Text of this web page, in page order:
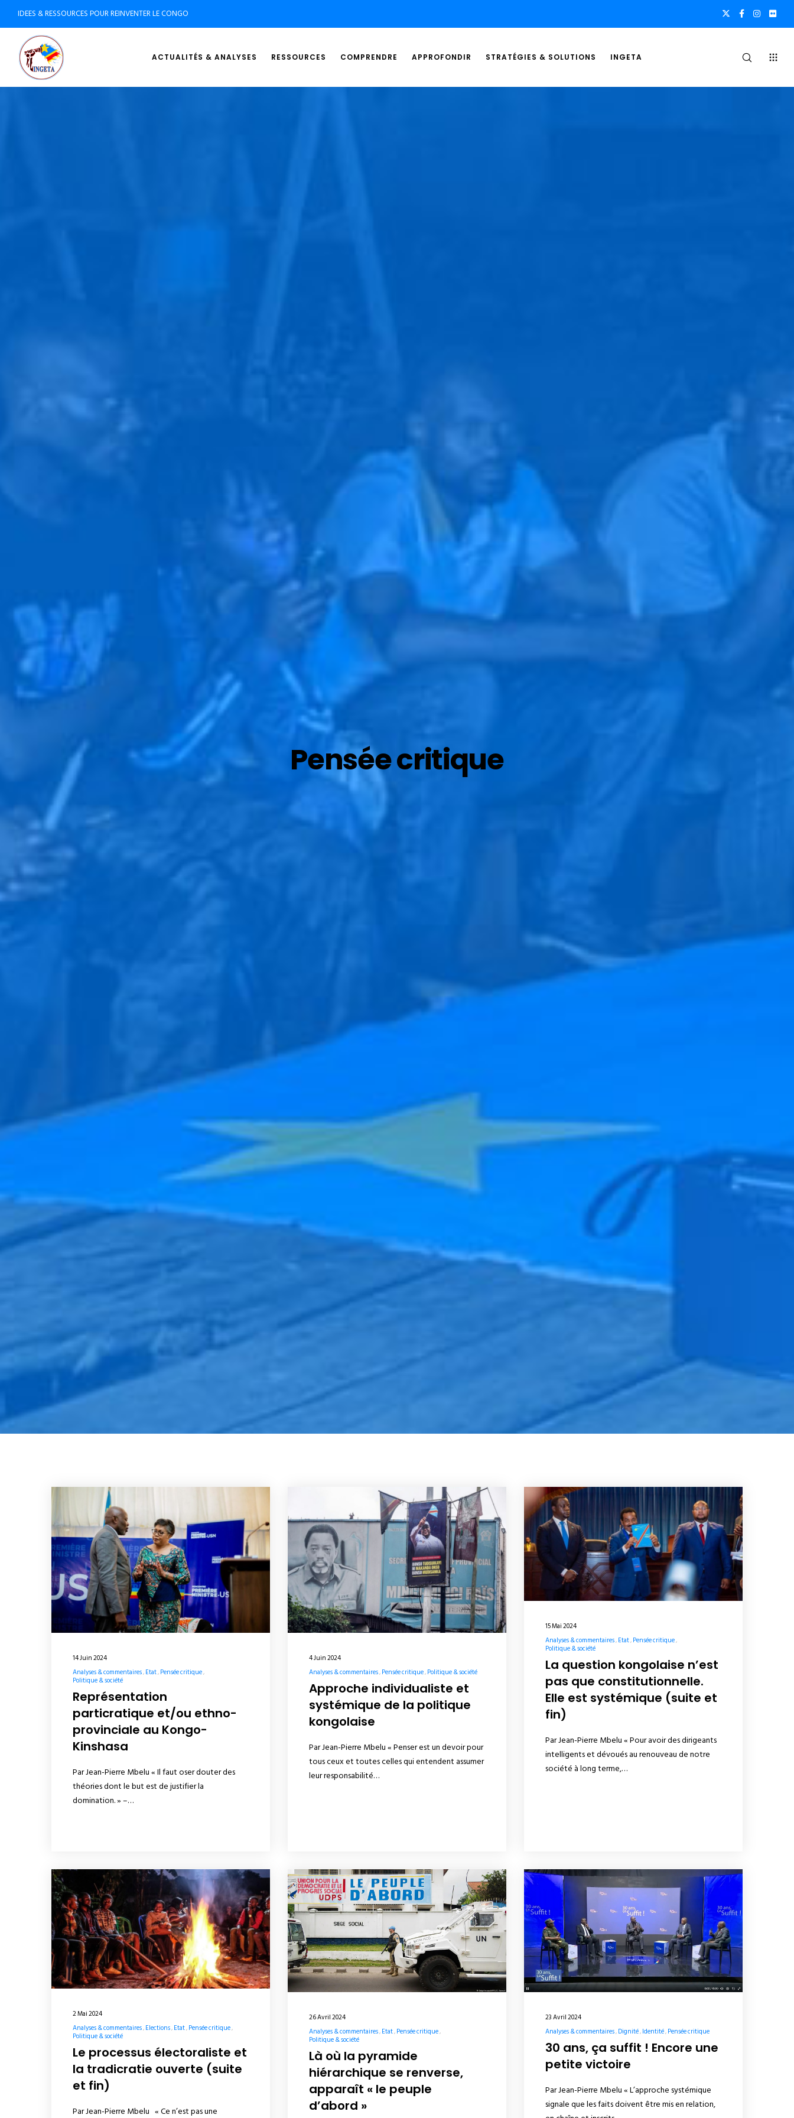
IDEES & RESSOURCES POUR REINVENTER LE CONGO
ACTUALITÉS & ANALYSES RESSOURCES COMPRENDRE APPROFONDIR STRATÉGIES & SOLUTIONS INGETA
Pensée critique
14 Juin 2024
Analyses & commentaires Etat Pensée critique
Politique & société
Représentation
particratique et/ou ethno-
provinciale au Kongo-
Kinshasa
Par Jean-Pierre Mbelu « Il faut oser douter des
théories dont le but est de justifier la
domination. » –…
4 Juin 2024
Analyses & commentaires Pensée critique Politique & société
Approche individualiste et
systémique de la politique
kongolaise
Par Jean-Pierre Mbelu « Penser est un devoir pour
tous ceux et toutes celles qui entendent assumer
leur responsabilité…
15 Mai 2024
Analyses & commentaires Etat Pensée critique
Politique & société
La question kongolaise n’est
pas que constitutionnelle.
Elle est systémique (suite et
fin)
Par Jean-Pierre Mbelu « Pour avoir des dirigeants
intelligents et dévoués au renouveau de notre
société à long terme,…
2 Mai 2024
Analyses & commentaires Elections Etat Pensée critique
Politique & société
Le processus électoraliste et
la tradicratie ouverte (suite
et fin)
Par Jean-Pierre Mbelu « Ce n’est pas une
26 Avril 2024
Analyses & commentaires Etat Pensée critique
Politique & société
Là où la pyramide
hiérarchique se renverse,
apparaît « le peuple
d’abord »
23 Avril 2024
Analyses & commentaires Dignité Identité Pensée critique
30 ans, ça suffit ! Encore une
petite victoire
Par Jean-Pierre Mbelu « L’approche systémique
signale que les faits doivent être mis en relation,